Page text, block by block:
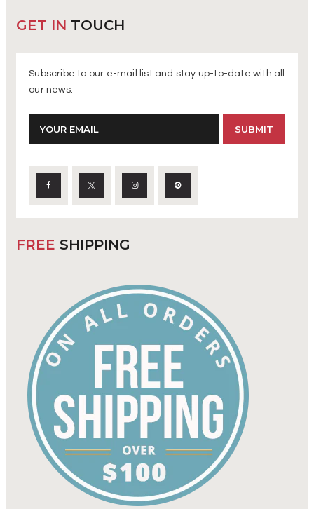
GET IN TOUCH
Subscribe to our e-mail list and stay up-to-date with all
our news.
FREE SHIPPING